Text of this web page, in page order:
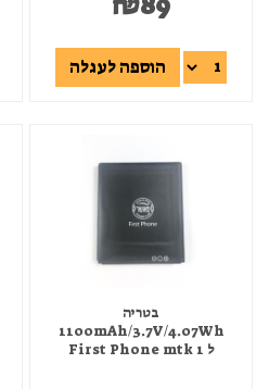
הוספה לעגלה
בטריה
1100mAh/3.7V/4.07Wh
ל First Phone mtk 1